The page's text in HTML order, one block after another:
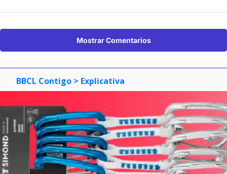
Mostrar Comentarios
BBCL Contigo > Explicativa